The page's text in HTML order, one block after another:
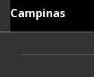
Campinas